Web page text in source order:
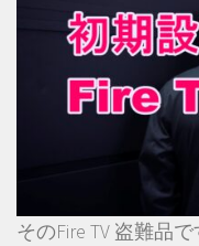
そのFire TV 盗難品